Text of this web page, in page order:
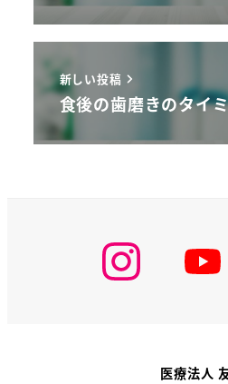
新しい投稿
食後の歯磨きのタイ
医療法人